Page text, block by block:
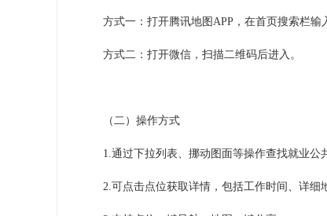
方式一：打开腾讯地图APP，在首页搜索栏输
方式二：打开微信，扫描二维码后进入。
（二）操作方式
1.通过下拉列表、挪动图面等操作查找就业公
2.可点击点位获取详情，包括工作时间、详细